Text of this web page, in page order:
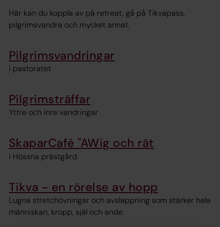
Här kan du koppla av på retreat, gå på Tikvapass,
pilgrimsvandra och mycket annat.
Pilgrimsvandringar
i pastoratet
Pilgrimsträffar
Yttre och inre vandringar
SkaparCafé "AWig och rät
i Hössna prästgård
Tikva - en rörelse av hopp
Lugna stretchövningar och avslappning som stärker hela
människan, kropp, själ och ande.